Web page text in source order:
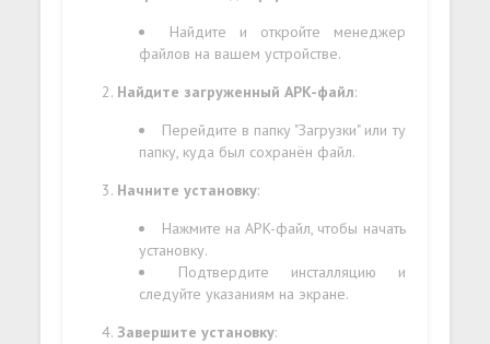
Найдите и откройте менеджер
файлов на вашем устройстве.
Найдите загруженный APK-файл:
Перейдите в папку "Загрузки" или ту
папку, куда был сохранён файл.
Начните установку:
Нажмите на APK-файл, чтобы начать
установку.
Подтвердите инсталляцию и
следуйте указаниям на экране.
Завершите установку: